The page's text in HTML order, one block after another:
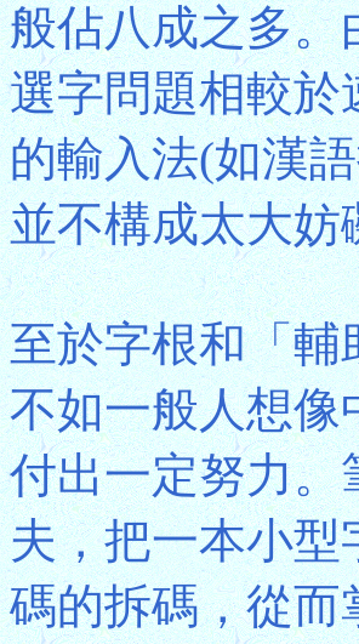
般佔八成之多
選字問題相較於
的輸入法(如漢
並不構成太大妨
至於字根和「輔
不如一般人想像
付出一定努力。
夫，把一本小型
碼的拆碼，從而